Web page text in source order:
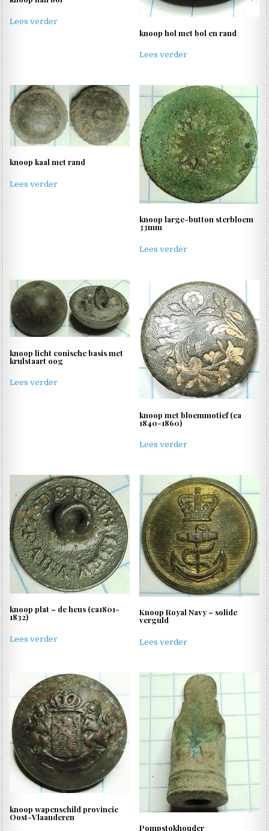
Lees verder
knoop hol met bol en rand
Lees verder
knoop kaal met rand
Lees verder
knoop large-button sterbloem
33mm
Lees verder
knoop licht conische basis met
krulstaart oog
Lees verder
knoop met bloemmotief (ca
1840-1860)
Lees verder
knoop plat – de heus (ca1801-
1832)
Lees verder
Knoop Royal Navy – solide
verguld
Lees verder
knoop wapenschild provincie
Oost-Vlaanderen
Pompstokhouder